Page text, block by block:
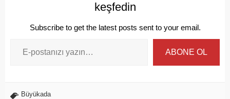
keşfedin
Subscribe to get the latest posts sent to your email.
ABONE OL
Büyükada